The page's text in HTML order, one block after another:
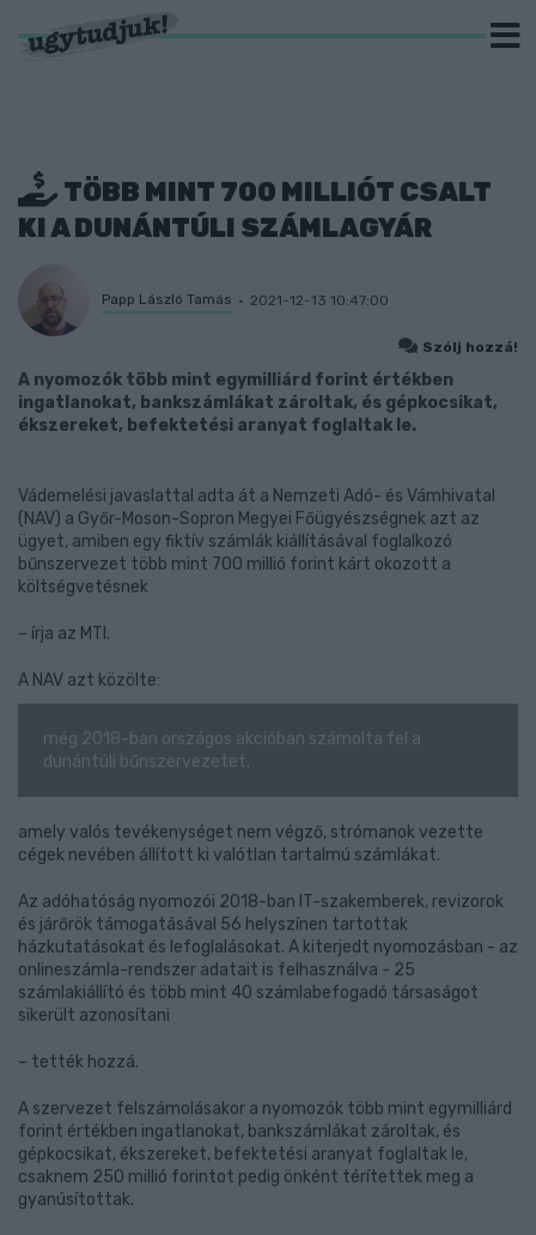
TÖBB MINT 700 MILLIÓT CSALT
KI A DUNÁNTÚLI SZÁMLAGYÁR
Papp László Tamás 2021-12-13 10:47:00
Szólj hozzá!
A nyomozók több mint egymilliárd forint értékben
ingatlanokat, bankszámlákat zároltak, és gépkocsikat,
ékszereket, befektetési aranyat foglaltak le.
Vádemelési javaslattal adta át a Nemzeti Adó- és Vámhivatal
(NAV) a Győr-Moson-Sopron Megyei Főügyészségnek azt az
ügyet, amiben egy fiktív számlák kiállításával foglalkozó
bűnszervezet több mint 700 millió forint kárt okozott a
költségvetésnek
– írja az MTI.
A NAV azt közölte:
még 2018-ban országos akcióban számolta fel a
dunántúli bűnszervezetet,
amely valós tevékenységet nem végző, strómanok vezette
cégek nevében állított ki valótlan tartalmú számlákat.
Az adóhatóság nyomozói 2018-ban IT-szakemberek, revizorok
és járőrök támogatásával 56 helyszínen tartottak
házkutatásokat és lefoglalásokat. A kiterjedt nyomozásban - az
onlineszámla-rendszer adatait is felhasználva - 25
számlakiállító és több mint 40 számlabefogadó társaságot
sikerült azonosítani
– tették hozzá.
A szervezet felszámolásakor a nyomozók több mint egymilliárd
forint értékben ingatlanokat, bankszámlákat zároltak, és
gépkocsikat, ékszereket, befektetési aranyat foglaltak le,
csaknem 250 millió forintot pedig önként térítettek meg a
gyanúsítottak.